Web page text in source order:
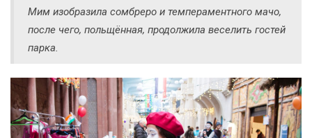
Мим изобразила сомбреро и темпераментного мачо,
после чего, польщённая, продолжила веселить гостей
парка.